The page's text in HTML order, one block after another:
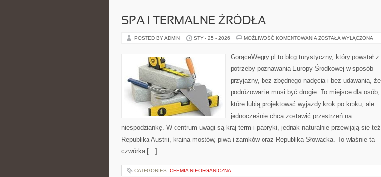
SPA I TERMALNE ŹRÓDŁA
POSTED BY ADMIN STY - 25 - 2026 MOŻLIWOŚĆ KOMENTOWANIA SPA
ŹRÓDŁA
ZOSTAŁA WYŁĄCZONA
GorąceWęgry.pl to blog turystyczny, który powstał z
potrzeby poznawania Europy Środkowej w sposób
przyjazny, bez zbędnego nadęcia i bez udawania, że
podróżowanie musi być drogie. To miejsce dla osób,
które lubią projektować wyjazdy krok po kroku, ale
jednocześnie chcą zostawić przestrzeń na
niespodziankę. W centrum uwagi są kraj term i papryki, jednak naturalnie przewijają się też
Republika Austrii, kraina mostów, piwa i zamków oraz Republika Słowacka. To właśnie ta
czwórka […]
CATEGORIES: CHEMIA NIEORGANICZNA